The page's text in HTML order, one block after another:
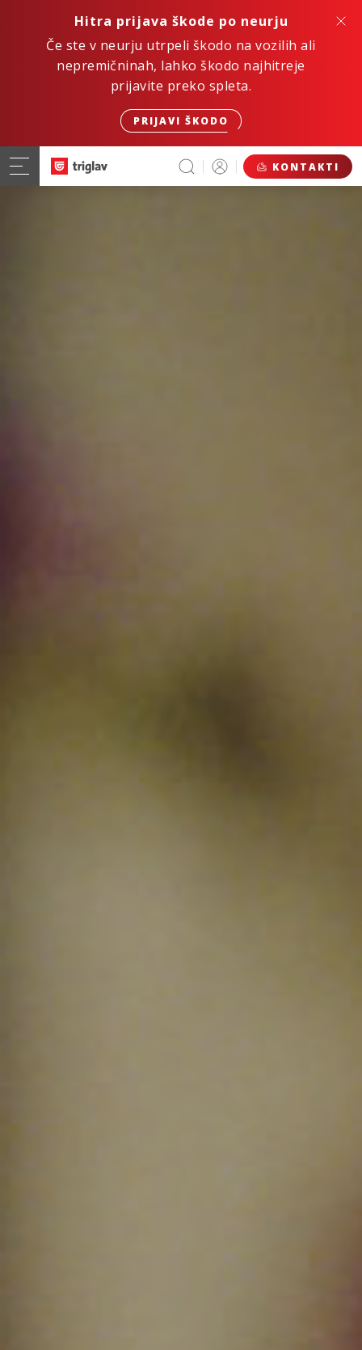
Hitra prijava škode po neurju
Če ste v neurju utrpeli škodo na vozilih ali
nepremičninah, lahko škodo najhitreje
prijavite preko spleta.
PRIJAVI ŠKODO
KONTAKTI